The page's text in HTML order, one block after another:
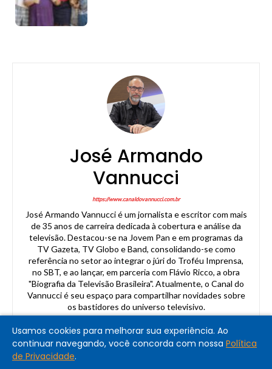
José Armando
Vannucci
https://www.canaldovannucci.com.br
José Armando Vannucci é um jornalista e escritor com mais
de 35 anos de carreira dedicada à cobertura e análise da
televisão. Destacou-se na Jovem Pan e em programas da
TV Gazeta, TV Globo e Band, consolidando-se como
referência no setor ao integrar o júri do Troféu Imprensa,
no SBT, e ao lançar, em parceria com Flávio Ricco, a obra
"Biografia da Televisão Brasileira". Atualmente, o Canal do
Vannucci é seu espaço para compartilhar novidades sobre
os bastidores do universo televisivo.
Usamos cookies para melhorar sua experiência. Ao
continuar navegando, você concorda com nossa Política
de Privacidade.